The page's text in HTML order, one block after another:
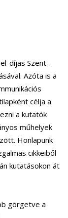
díjas Szent-
Azóta is a
célja a
a kutatók
műhelyek
Honlapunk
cikkeiből
kutatásokon át
görgetve a